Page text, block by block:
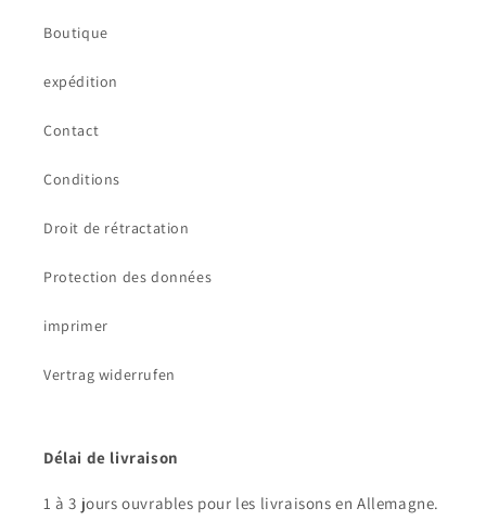
Boutique
expédition
Contact
Conditions
Droit de rétractation
Protection des données
imprimer
Vertrag widerrufen
Délai de livraison
1 à 3 jours ouvrables pour les livraisons en Allemagne.